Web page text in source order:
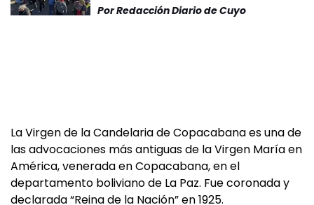
PorRedacción Diario de Cuyo
La Virgen de la Candelaria de Copacabana es una de
las advocaciones más antiguas de la Virgen María en
América, venerada en Copacabana, en el
departamento boliviano de La Paz. Fue coronada y
declarada “Reina de la Nación” en 1925.